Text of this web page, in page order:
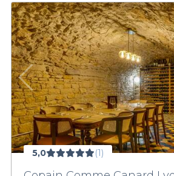
5,0 (1)